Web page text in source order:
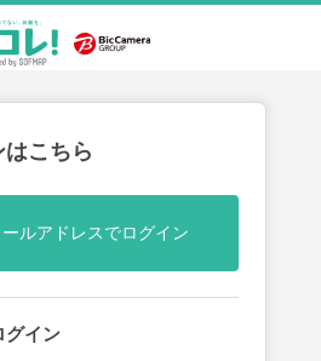
こちら
ルアドレスでログイン
グイン